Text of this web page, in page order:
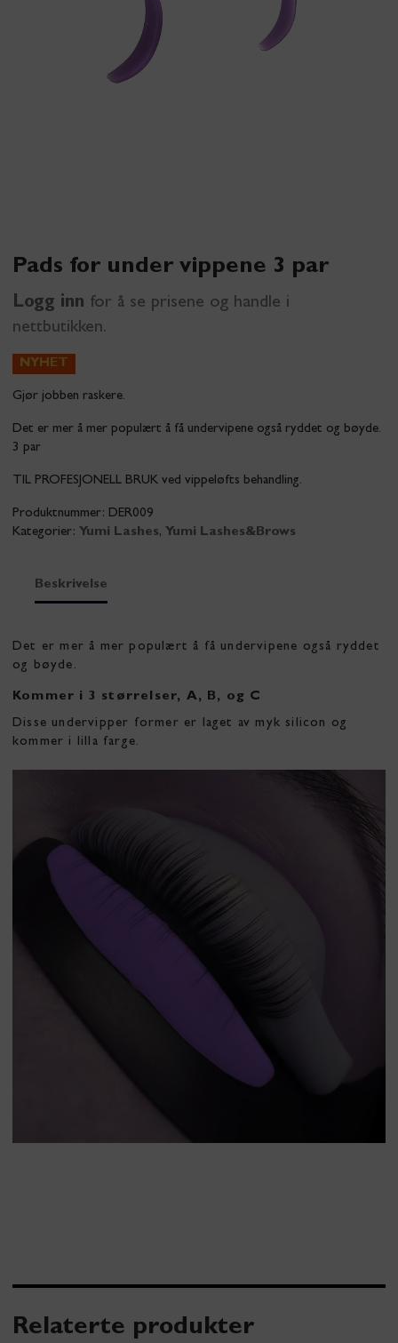
Pads for under vippene 3 par
Logg inn for å se prisene og handle i
nettbutikken.
NYHET
Gjør jobben raskere.
Det er mer å mer populært å få undervipene også ryddet og bøyde.
3 par
TIL PROFESJONELL BRUK ved vippeløfts behandling.
Produktnummer: DER009
Kategorier: Yumi Lashes, Yumi Lashes&Brows
Beskrivelse
Det er mer å mer populært å få undervipene også ryddet
og bøyde.
Kommer i 3 størrelser, A, B, og C
Disse undervipper former er laget av myk silicon og
kommer i lilla farge.
Relaterte produkter